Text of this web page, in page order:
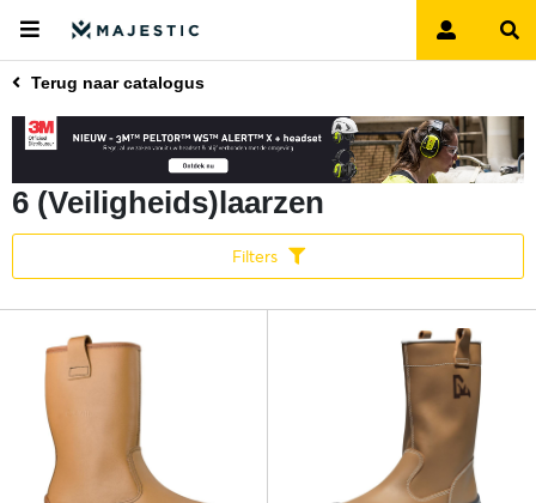
Terug naar catalogus
6 (Veiligheids)laarzen
Filters